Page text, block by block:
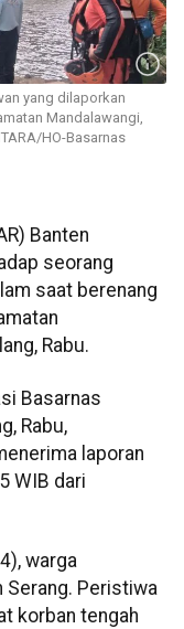
yang dilaporkan
Mandalawangi,
HO-Basarnas
Banten
seorang
saat berenang
Rabu.
Basarnas
Rabu,
laporan
WIB dari
warga
Serang. Peristiwa
korban tengah